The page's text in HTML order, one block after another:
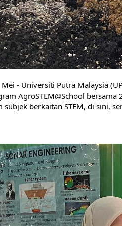
Mei - Universiti Putra Malaysia
AgroSTEM@School
subjek berkaitan STEM, di sini,